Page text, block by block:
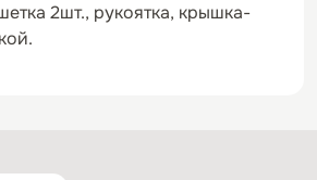
2шт., рукоятка, крышка-